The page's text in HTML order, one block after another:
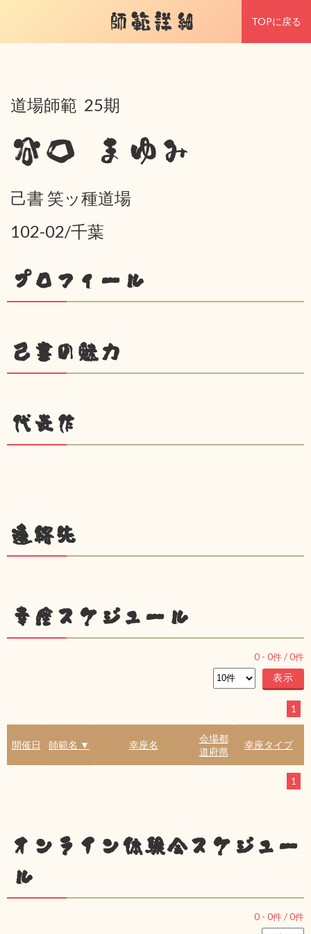
師範詳細 TOPに戻る
道場師範 25期
谷口 まゆみ
己書 笑ッ種道場
102-02/千葉
プロフィール
己書の魅力
代表作
連絡先
幸座スケジュール
0 - 0件 /0件
1
開催日 師範名 ▼ 幸座名
会場都
道府県
幸座タイプ
1
オンライン体験会スケジュー
ル
0 - 0件 /0件